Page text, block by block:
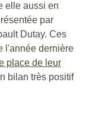
elle aussi en
par
Dutay. Ces
l'année dernière
place de leur
bilan très positif